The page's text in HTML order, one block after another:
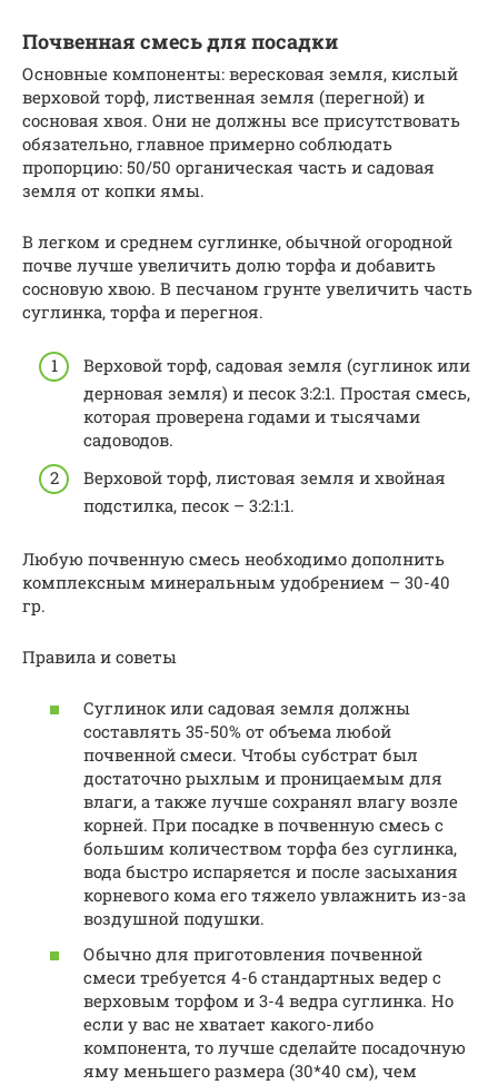
Почвенная смесь для посадки
Основные компоненты: вересковая земля, кислый
верховой торф, лиственная земля (перегной) и
сосновая хвоя. Они не должны все присутствовать
обязательно, главное примерно соблюдать
пропорцию: 50/50 органическая часть и садовая
земля от копки ямы.
В легком и среднем суглинке, обычной огородной
почве лучше увеличить долю торфа и добавить
сосновую хвою. В песчаном грунте увеличить часть
суглинка, торфа и перегноя.
Верховой торф, садовая земля (суглинок или
дерновая земля) и песок 3:2:1. Простая смесь,
которая проверена годами и тысячами
садоводов.
Верховой торф, листовая земля и хвойная
подстилка, песок – 3:2:1:1.
Любую почвенную смесь необходимо дополнить
комплексным минеральным удобрением – 30-40
гр.
Правила и советы
Суглинок или садовая земля должны
составлять 35-50% от объема любой
почвенной смеси. Чтобы субстрат был
достаточно рыхлым и проницаемым для
влаги, а также лучше сохранял влагу возле
корней. При посадке в почвенную смесь с
большим количеством торфа без суглинка,
вода быстро испаряется и после засыхания
корневого кома его тяжело увлажнить из-за
воздушной подушки.
Обычно для приготовления почвенной
смеси требуется 4-6 стандартных ведер с
верховым торфом и 3-4 ведра суглинка. Но
если у вас не хватает какого-либо
компонента, то лучше сделайте посадочную
яму меньшего размера (30*40 см), чем